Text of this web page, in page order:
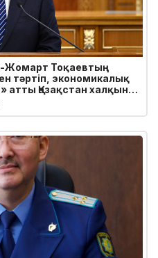
Жомарт Тоқаевтың
тәртіп, экономикалық
Қазақстан халқына